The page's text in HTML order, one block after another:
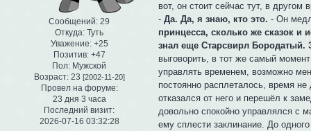
Сообщений: 29
Откуда: Туть
Уважение: +25
Позитив: +47
Пол: Мужской
Возраст:23 [2002-11-20]
Провел на форуме:
23 дня 3 часа
Последний визит:
2026-07-16 03:32:28
вот, он стоит сейчас тут, в
-Да. Да, я знаю, кто это. - Он
принцесса, сколько же сказок и
знал еще Старсвирл Бородатый.
выговорить, в тот же самый
управлять временем, возможно
постоянно расплеталось, время
отказался от него и перешёл к
довольно спокойно управлялся с
ему сплести заклинание. До